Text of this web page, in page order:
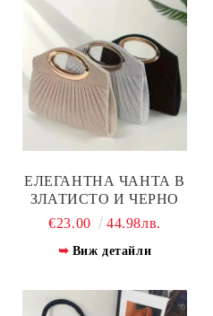
ЕЛЕГАНТНА ЧАНТА В
ЗЛАТИСТО И ЧЕРНО
€23.00
44.98лв.
Виж детайли